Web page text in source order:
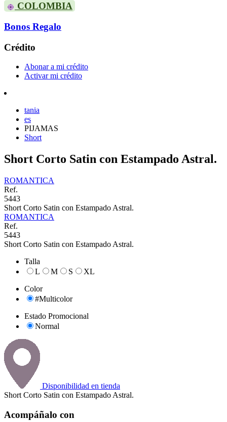
COLOMBIA
Bonos Regalo
Crédito
Abonar a mi crédito
Activar mi crédito
tania
es
PIJAMAS
Short
Short Corto Satin con Estampado Astral.
ROMANTICA
Ref.
5443
Short Corto Satin con Estampado Astral.
ROMANTICA
Ref.
5443
Short Corto Satin con Estampado Astral.
Talla
L
M S
XL
Color
#Multicolor
Estado Promocional
Normal
Disponibilidad en tienda
Short Corto Satin con Estampado Astral.
Acompáñalo con